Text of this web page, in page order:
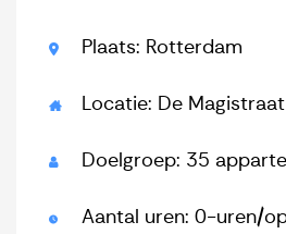
Plaats: Rotterdam
Locatie: De Magistraat
Doelgroep: 35
Aantal uren: 0-uren/